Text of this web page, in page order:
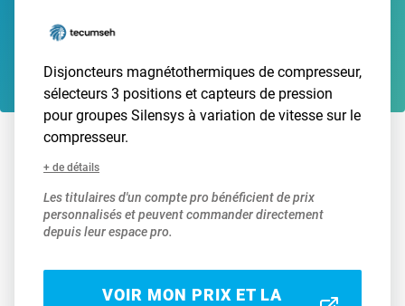
Disjoncteurs magnétothermiques de compresseur,
sélecteurs 3 positions et capteurs de pression
pour groupes Silensys à variation de vitesse sur le
compresseur.
+ de détails
Les titulaires d'un compte pro bénéficient de prix
personnalisés et peuvent commander directement
depuis leur espace pro.
VOIR MON PRIX ET LA